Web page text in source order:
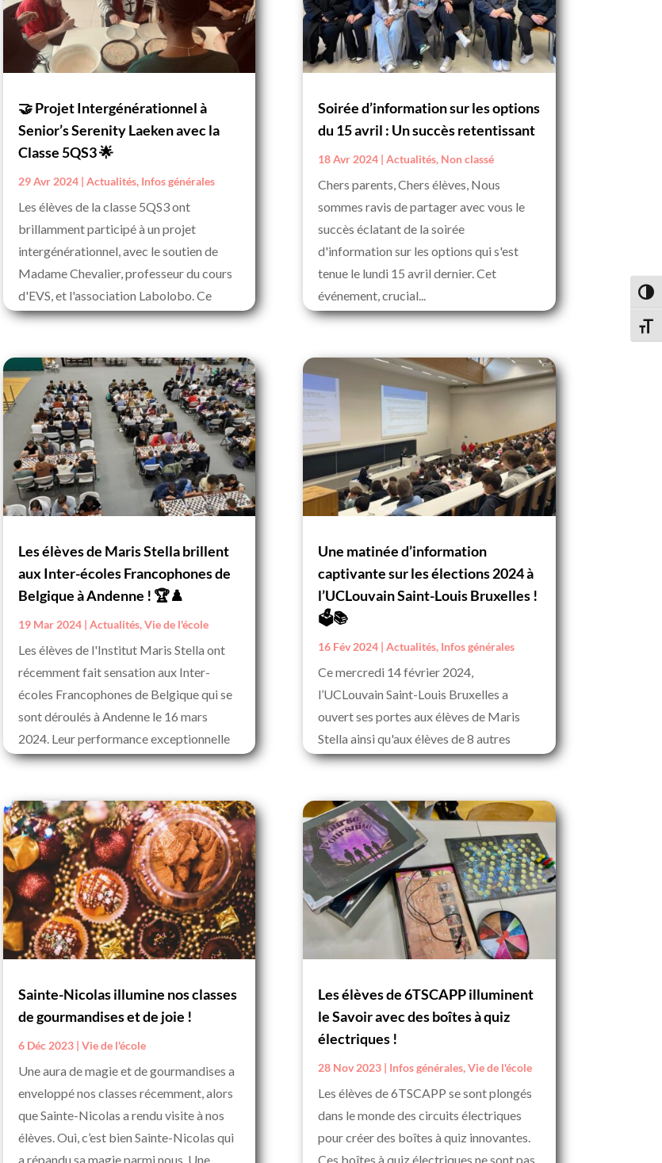
🤝 Projet Intergénérationnel à
Senior’s Serenity Laeken avec la
Classe 5QS3 🌟
29 Avr 2024| Actualités, Infos générales
Les élèves de la classe 5QS3 ont
brillamment participé à un projet
intergénérationnel, avec le soutien de
Madame Chevalier, professeur du cours
d'EVS, et l'association Labolobo. Ce
partenariat a mis...
Les élèves de Maris Stella brillent
aux Inter-écoles Francophones de
Belgique à Andenne ! 🏆♟️
19 Mar 2024| Actualités,Vie de l'école
Les élèves de l'Institut Maris Stella ont
récemment fait sensation aux Inter-
écoles Francophones de Belgique qui se
sont déroulés à Andenne le 16 mars
2024. Leur performance exceptionnelle
les a...
Sainte-Nicolas illumine nos classes
de gourmandises et de joie !
6 Déc 2023| Vie de l'école
Une aura de magie et de gourmandises a
enveloppé nos classes récemment, alors
que Sainte-Nicolas a rendu visite à nos
élèves. Oui, c’est bien Sainte-Nicolas qui
a répandu sa magie parmi nous. Une
Soirée d’information sur les options
du 15 avril : Un succès retentissant
18 Avr 2024| Actualités, Non classé
Chers parents, Chers élèves, Nous
sommes ravis de partager avec vous le
succès éclatant de la soirée
d'information sur les options qui s'est
tenue le lundi 15 avril dernier. Cet
événement, crucial...
Une matinée d’information
captivante sur les élections 2024 à
l’UCLouvain Saint-Louis Bruxelles !
🗳️📚
16 Fév 2024| Actualités, Infos générales
Ce mercredi 14 février 2024,
l’UCLouvain Saint-Louis Bruxelles a
ouvert ses portes aux élèves de Maris
Stella ainsi qu'aux élèves de 8 autres
écoles secondaires bruxelloises pour une
Les élèves de 6TSCAPP illuminent
le Savoir avec des boîtes à quiz
électriques !
28 Nov 2023| Infos générales,Vie de l'école
Les élèves de 6TSCAPP se sont plongés
dans le monde des circuits électriques
pour créer des boîtes à quiz innovantes.
Ces boîtes à quiz électriques ne sont pas